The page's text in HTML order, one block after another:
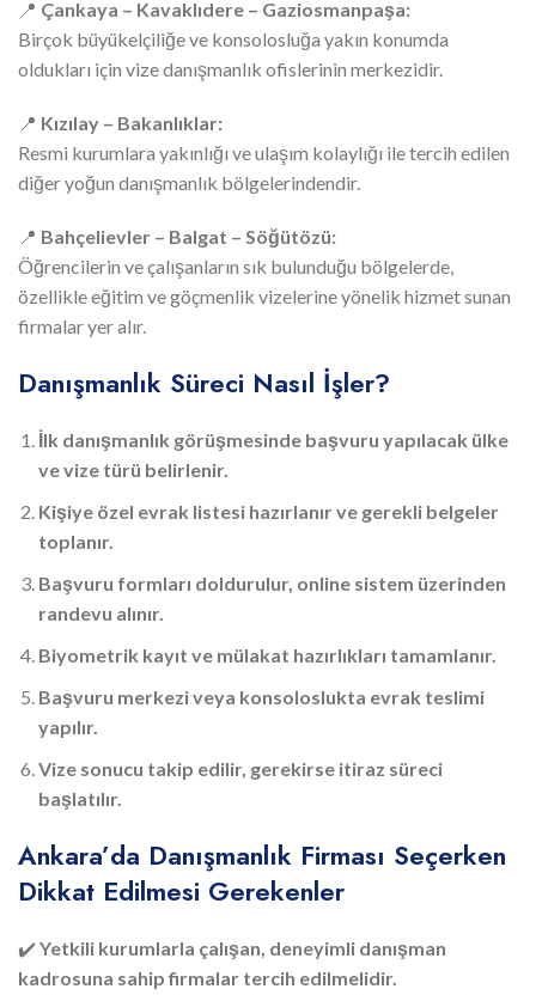
📍 Çankaya – Kavaklıdere – Gaziosmanpaşa:
Birçok büyükelçiliğe ve konsolosluğa yakın konumda
oldukları için vize danışmanlık ofislerinin merkezidir.
📍 Kızılay – Bakanlıklar:
Resmi kurumlara yakınlığı ve ulaşım kolaylığı ile tercih edilen
diğer yoğun danışmanlık bölgelerindendir.
📍 Bahçelievler – Balgat – Söğütözü:
Öğrencilerin ve çalışanların sık bulunduğu bölgelerde,
özellikle eğitim ve göçmenlik vizelerine yönelik hizmet sunan
firmalar yer alır.
Danışmanlık Süreci Nasıl İşler?
İlk danışmanlık görüşmesinde başvuru yapılacak ülke
ve vize türü belirlenir.
Kişiye özel evrak listesi hazırlanır ve gerekli belgeler
toplanır.
Başvuru formları doldurulur, online sistem üzerinden
randevu alınır.
Biyometrik kayıt ve mülakat hazırlıkları tamamlanır.
Başvuru merkezi veya konsoloslukta evrak teslimi
yapılır.
Vize sonucu takip edilir, gerekirse itiraz süreci
başlatılır.
Ankara’da Danışmanlık Firması Seçerken
Dikkat Edilmesi Gerekenler
✔️ Yetkili kurumlarla çalışan, deneyimli danışman
kadrosuna sahip firmalar tercih edilmelidir.